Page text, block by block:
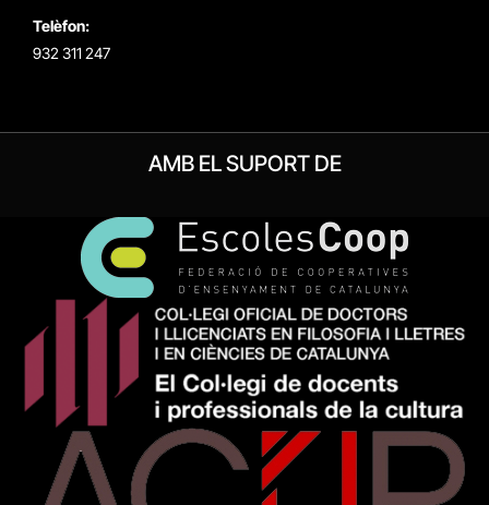
Telèfon:
932 311 247
AMB EL SUPORT DE